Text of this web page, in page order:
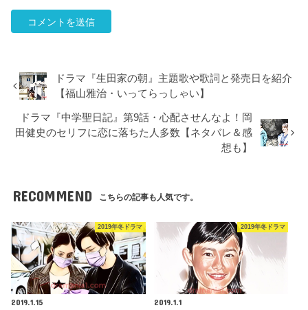
ドラマ『生田家の朝』主題歌や歌詞と発売日を紹介
【福山雅治・いってらっしゃい】
ドラマ『中学聖日記』第9話・心配させんなよ！岡
田健史のセリフに恋に落ちた人多数【ネタバレ＆感
想も】
RECOMMEND こちらの記事も人気です。
2019年冬ドラマ
2019.1.15
2019年冬ドラマ
2019.1.1